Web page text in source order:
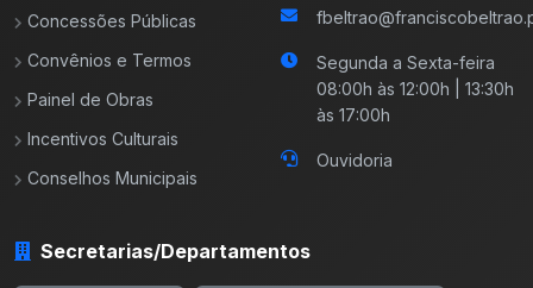
Concessões Públicas
Convênios e Termos
Painel de Obras
Incentivos Culturais
Conselhos Municipais
Segunda a Sexta-feira
08:00h às 12:00h | 13:30h
às 17:00h
Ouvidoria
Secretarias/Departamentos